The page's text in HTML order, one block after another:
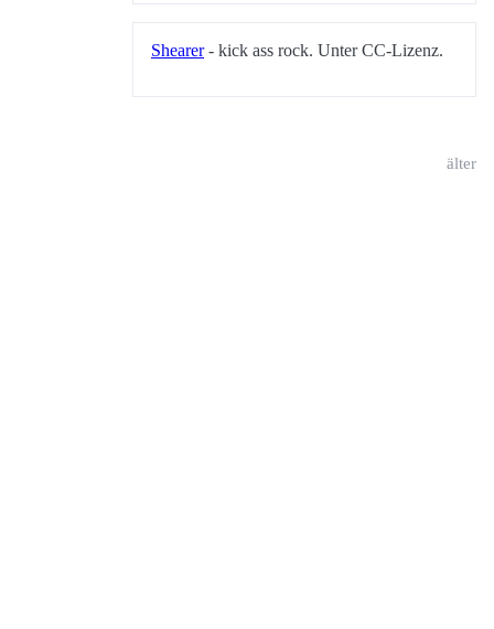
Shearer- kick ass rock. Unter CC-Lizenz.
älter